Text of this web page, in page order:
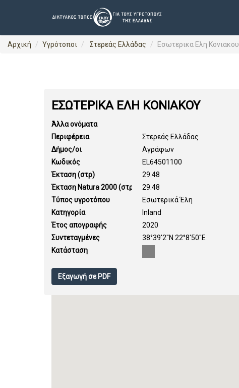
Αρχική Υγρότοποι Στερεάς Ελλάδας Εσωτερικα Ελη Κονιακου
ΕΣΩΤΕΡΙΚΑ ΕΛΗ ΚΟΝΙΑΚΟΥ
Άλλα ονόματα
Περιφέρεια
Στερεάς Ελλάδας
Δήμος/οι
Αγράφων
Κωδικός
EL64501100
Έκταση (στρ)
29.48
Έκταση Natura 2000 (στρ)
29.48
Τύπος υγροτόπου
Εσωτερικά Έλη
Κατηγορία
Inland
Έτος απογραφής
2020
Συντεταγμένες
38°39'2''N 22°8'50''E
Κατάσταση
Εξαγωγή σε PDF